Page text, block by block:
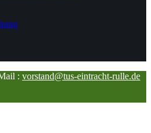
: vorstand@tus-eintracht-rulle.de